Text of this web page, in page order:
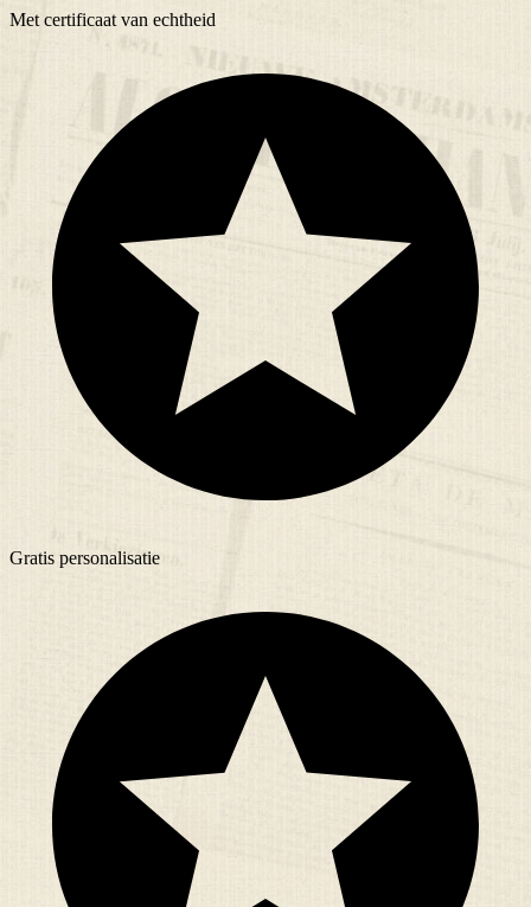
Met certificaat van echtheid
Gratis personalisatie